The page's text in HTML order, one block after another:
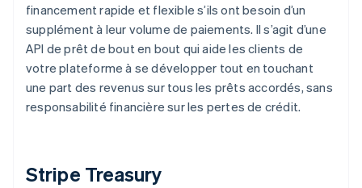
financement rapide et flexible s’ils ont besoin d’un
supplément à leur volume de paiements. Il s’agit d’une
API de prêt de bout en bout qui aide les clients de
votre plateforme à se développer tout en touchant
une part des revenus sur tous les prêts accordés, sans
responsabilité financière sur les pertes de crédit.
Stripe Treasury